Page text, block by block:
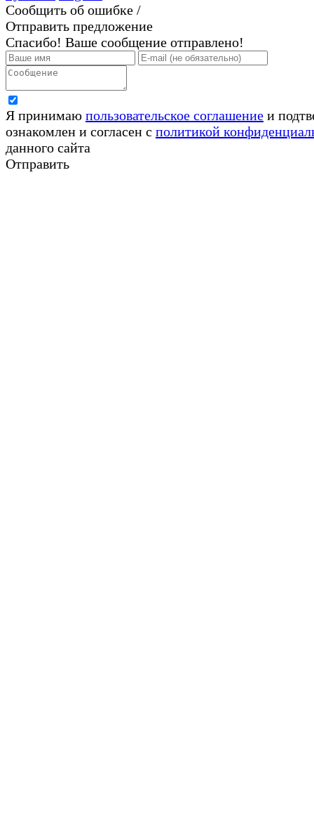
Сообщить об ошибке /
Отправить предложение
Спасибо! Ваше сообщение отправлено!
Я принимаю пользовательское соглашение и
ознакомлен и согласен с политикой
данного сайта
Отправить